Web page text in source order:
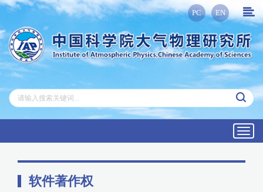
PC EN
软件著作权